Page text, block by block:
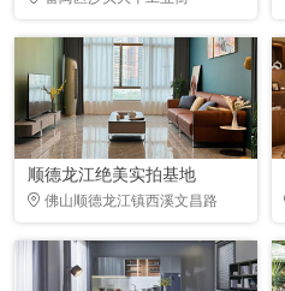
顺德龙江绝美实拍基地
佛山顺德龙江镇西溪文昌路